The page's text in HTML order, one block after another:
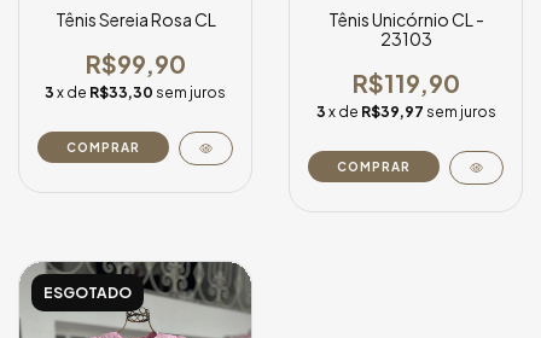
Tênis Sereia Rosa CL
R$99,90
3 x de R$33,30 sem juros
COMPRAR
Tênis Unicórnio CL -
23103
R$119,90
3 x de R$39,97 sem juros
COMPRAR
ESGOTADO